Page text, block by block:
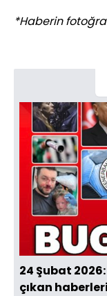
*Haberin
24 Şubat
çıkan haberleri